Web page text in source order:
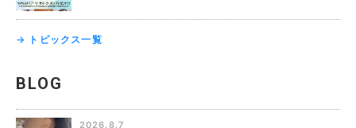
→ トピックス一覧
BLOG
2026.8.7